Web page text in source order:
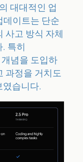
대대적인 업
데이트는 단순
사고 방식 자체
특히
념을 도입하
과정을 거치도
습니다.